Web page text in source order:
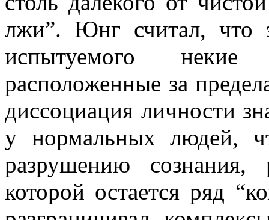
лжи”. Юнг считал, что
испытуемого некие
расположенные за
диссоциация личности
у нормальных людей,
разрушению сознания,
которой остается ряд